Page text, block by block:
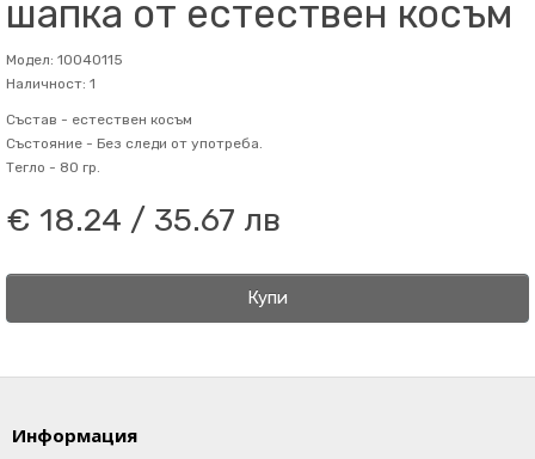
шапка от естествен косъм
Модел: 10040115
Наличност: 1
Състав - естествен косъм
Състояние - Без следи от употреба.
Тегло - 80 гр.
€ 18.24 / 35.67 лв
Купи
Информация